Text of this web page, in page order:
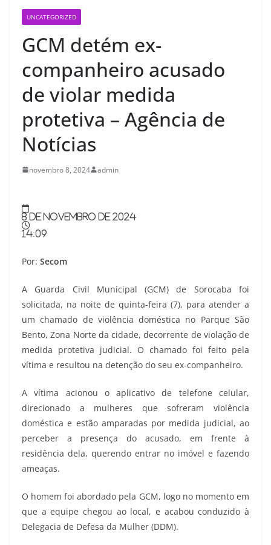
UNCATEGORIZED
GCM detém ex-
companheiro acusado
de violar medida
protetiva – Agência de
Notícias
novembro 8, 2024 admin
8 de novembro de 2024
14:09
Por: Secom
A Guarda Civil Municipal (GCM) de Sorocaba foi
solicitada, na noite de quinta-feira (7), para atender a
um chamado de violência doméstica no Parque São
Bento, Zona Norte da cidade, decorrente de violação de
medida protetiva judicial. O chamado foi feito pela
vítima e resultou na detenção do seu ex-companheiro.
A vítima acionou o aplicativo de telefone celular,
direcionado a mulheres que sofreram violência
doméstica e estão amparadas por medida judicial, ao
perceber a presença do acusado, em frente à
residência dela, querendo entrar no imóvel e fazendo
ameaças.
O homem foi abordado pela GCM, logo no momento em
que a equipe chegou ao local, e acabou conduzido à
Delegacia de Defesa da Mulher (DDM).